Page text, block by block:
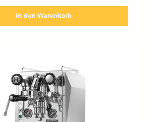
In den Warenkorb